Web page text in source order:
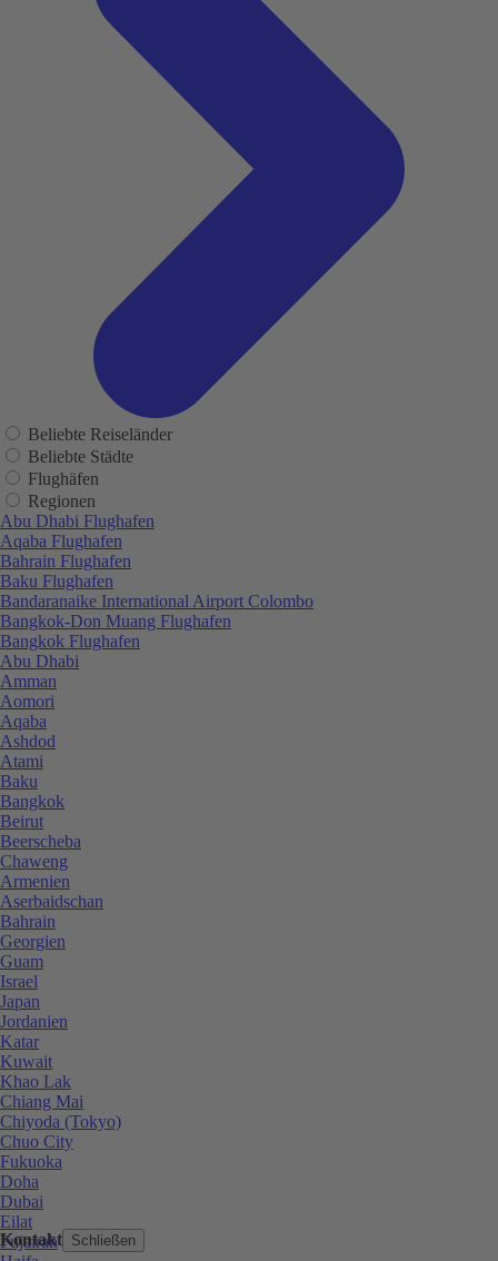
Kontakt Schließen
Beliebte Reiseländer
Beliebte Städte
Flughäfen
Regionen
Abu Dhabi Flughafen
Aqaba Flughafen
Bahrain Flughafen
Baku Flughafen
Bandaranaike International Airport Colombo
Bangkok-Don Muang Flughafen
Bangkok Flughafen
Abu Dhabi
Amman
Aomori
Aqaba
Ashdod
Atami
Baku
Bangkok
Beirut
Beerscheba
Chaweng
Armenien
Aserbaidschan
Bahrain
Georgien
Guam
Israel
Japan
Jordanien
Katar
Kuwait
Khao Lak
Chiang Mai
Chiyoda (Tokyo)
Chuo City
Fukuoka
Doha
Dubai
Eilat
Fujairah